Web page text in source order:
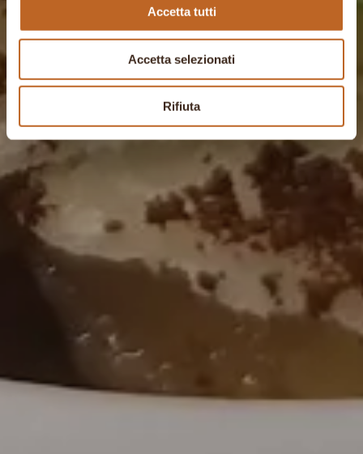
Accetta tutti
Accetta selezionati
Rifiuta